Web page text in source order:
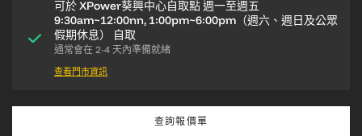
可於XPower葵興中心自取點 週一至週五
9:30am~12:00nn, 1:00pm~6:00pm（週六、週日及公眾
假期休息）
自取
通常會在 2-4 天內準備就緒
查看門市資訊
查詢報價單